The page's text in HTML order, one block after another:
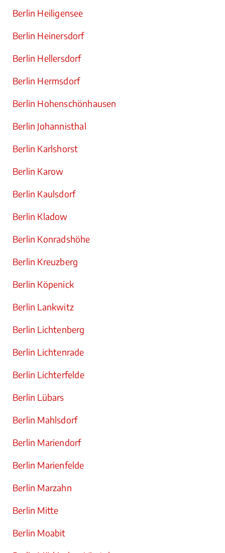
Berlin Heiligensee
Berlin Heinersdorf
Berlin Hellersdorf
Berlin Hermsdorf
Berlin Hohenschönhausen
Berlin Johannisthal
Berlin Karlshorst
Berlin Karow
Berlin Kaulsdorf
Berlin Kladow
Berlin Konradshöhe
Berlin Kreuzberg
Berlin Köpenick
Berlin Lankwitz
Berlin Lichtenberg
Berlin Lichtenrade
Berlin Lichterfelde
Berlin Lübars
Berlin Mahlsdorf
Berlin Mariendorf
Berlin Marienfelde
Berlin Marzahn
Berlin Mitte
Berlin Moabit